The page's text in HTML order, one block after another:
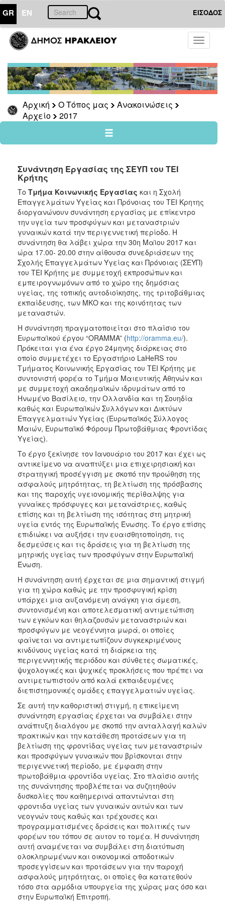
GR EN ΕΙΣΟΔΟΣ
Toggle
Αρχική Ο Τόπος μας
Ανακοινώσεις
Αρχείο
2017
ΤΟΠΟΣ
ΜΑΣ
Ανακοινώσεις
Αρχείο
2026
2025
2021
2020
2019
2018
2017
2016
2015
2012
2011
ΔΗΜΟΣ
ΠΟΛΙΤΙΣΜΟΣ
ΑΝΘΕΚΤΙΚΗ
ΠΟΛΗ
Συνάντηση Εργασίας της ΣΕΥΠ του ΤΕΙ
Κρήτης
Το Τμήμα Κοινωνικής Εργασίας και η Σχολή
Επαγγελμάτων Υγείας και Πρόνοιας του ΤΕΙ Κρητης
διοργανώνουν συνάντηση εργασίας με επίκεντρο
την υγεία των προσφύγων και μεταναστριών
γυναικών κατά την περιγεννετική περίοδο. Η
συνάντηση θα λάβει χώρα την 30η Μαϊου 2017 και
ώρα 17.00- 20.00 στην αίθουσα συνεδριάσεων της
Σχολής Επαγγελμάτων Υγείας και Πρόνοιας (ΣΕΥΠ)
του ΤΕΙ Κρήτης με συμμετοχή εκπροσώπων και
εμπειρογνωμόνων από το χώρο της δημόσιας
υγείας, της τοπικής αυτοδιοίκησης, της τριτοβάθμιας
εκπαίδευσης, των ΜΚΟ και της κοινότητας των
μεταναστών.
Η συνάντηση πραγματοποιείται στο πλαίσιο του
Ευρωπαϊκού έργου “ORAMMA” (http://oramma.eu/).
Πρόκειται για ένα έργο 24μηνης διάρκειας στο
οποίο συμμετέχει το Εργαστήριο LaHeRS του
Τμήματος Κοινωνικής Εργασίας του ΤΕΙ Κρήτης με
συντονιστή φορέα το Τμήμα Μαιευτικής Αθηνών και
με συμμετοχή ακαδημαϊκών ιδρυμάτων από το
Ηνωμένο Βασίλειο, την Ολλανδία και τη Σουηδία
καθώς και Ευρωπαϊκών Συλλόγων και Δικτύων
Επαγγελματιών Υγείας (Ευρωπαϊκός Σύλλογος
Μαιών, Ευρωπαϊκό Φόρουμ Πρωτοβάθμιας Φροντίδας
Υγείας).
Το έργο ξεκίνησε τον Ιανουάριο του 2017 και έχει ως
αντικείμενο να αναπτύξει μια επιχειρησιακή και
στρατηγική προσέγγιση με σκοπό την προώθηση της
ασφαλούς μητρότητας, τη βελτίωση της πρόσβασης
και της παροχής υγειονομικής περίθαλψης για
γυναίκες πρόσφυγες και μετανάστριες, καθώς
επίσης και τη βελτίωση της ισότητας στη μητρική
υγεία εντός της Ευρωπαϊκής Ένωσης. Το έργο επίσης
επιδιώκει να αυξήσει την ευαισθητοποίηση, τις
δεσμεύσεις και τις δράσεις για τη βελτίωση της
μητρικής υγείας των προσφύγων στην Ευρωπαϊκή
Ένωση.
Η συνάντηση αυτή έρχεται σε μια σημαντική στιγμή
για τη χώρα καθώς με την προσφυγική κρίση
υπάρχει μια αυξανόμενη ανάγκη για άμεση,
συντονισμένη και αποτελεσματική αντιμετώπιση
των εγκύων και θηλαζουσών μεταναστριών και
προσφύγων με νεογέννητα μωρά, οι οποίες
φαίνεται να αντιμετωπίζουν συγκεκριμένους
κινδύνους υγείας κατά τη διάρκεια της
περιγεννητικής περιόδου και σύνθετες σωματικές,
ψυχολογικές και ψυχικές προκλήσεις που πρέπει να
αντιμετωπιστούν από καλά εκπαιδευμένες
διεπιστημονικές ομάδες επαγγελματιών υγείας.
Σε αυτή την καθοριστική στιγμή, η επικείμενη
συνάντηση εργασίας έρχεται να συμβάλει στην
ανάπτυξη διαλόγου με σκοπό την ανταλλαγή καλών
πρακτικών και την κατάθεση προτάσεων για τη
βελτίωση της φροντίδας υγείας των μεταναστριών
και προσφύγων γυναικών που βρίσκονται στην
περιγεννετική περίοδο, με έμφαση στην
πρωτοβάθμια φροντίδα υγείας. Στο πλαίσιο αυτής
της συνάντησης προβλέπεται να συζητηθούν
δυσκολίες που καθημερινά απαντώνται στη
φροντιδα υγείας των γυναικών αυτών και των
νεογνών τους καθώς και τρέχουσες και
προγραμματισμένες δράσεις και πολιτικές των
φορέων του τόπου σε αυτον το τομέα. Η συνάντηση
αυτή αναμένεται να συμβάλει στη διατύπωση
ολοκληρωμένων και οικονομικά αποδοτικών
προσεγγίσεων και προτάσεων για την παροχή
ασφαλούς μητρότητας, οι οποίες θα κατατεθούν
τόσο στα αρμόδια υπουργεία της χώρας μας όσο και
στην Ευρωπαϊκή Επιτροπή.